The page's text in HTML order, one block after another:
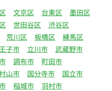
文京区 台東区
墨田区
世田谷区
渋谷区
荒川区 板橋区
練馬区
子市 立川市
武蔵野市
調布市
町田市
山市 国分寺市
国立市
稲城市
羽村市